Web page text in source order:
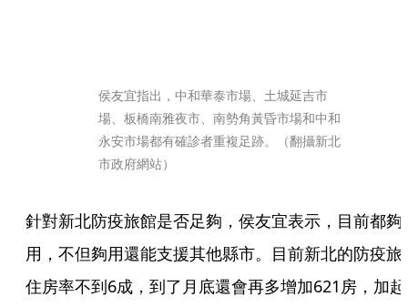
侯友宜指出，中和華泰市場、土城延吉市
場、板橋南雅夜市、南勢角黃昏市場和中和
永安市場都有確診者重複足跡。（翻攝新北
市政府網站）
針對新北防疫旅館是否足夠，侯友宜表示，目前都夠
用，不但夠用還能支援其他縣市。目前新北的防疫旅
住房率不到6成，到了月底還會再多增加621房，加起